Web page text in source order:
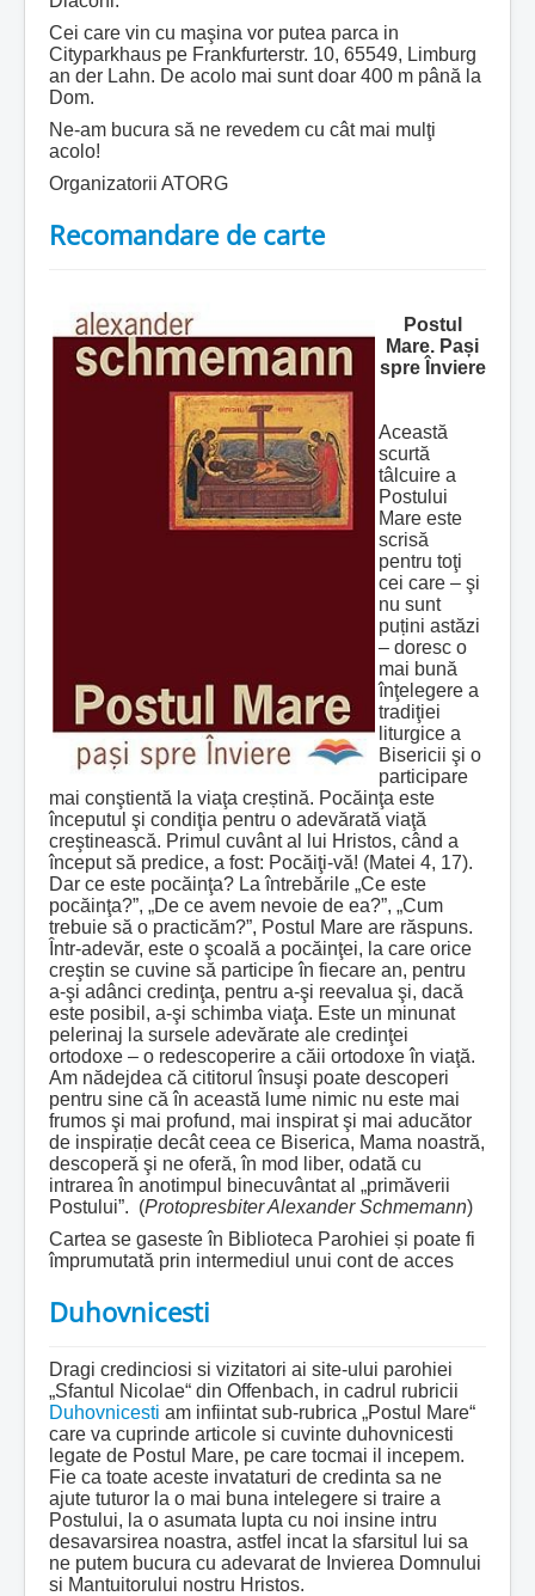
Cei care vin cu maşina vor putea parca in
Cityparkhaus pe Frankfurterstr. 10, 65549, Limburg
an der Lahn. De acolo mai sunt doar 400 m până la
Dom.
Ne-am bucura să ne revedem cu cât mai mulţi
acolo!
Organizatorii ATORG
Recomandare de carte
Postul
Mare. Pași
spre Înviere
Această
scurtă
tâlcuire a
Postului
Mare este
scrisă
pentru toţi
cei care – şi
nu sunt
puțini astăzi
– doresc o
mai bună
înţelegere a
tradiţiei
liturgice a
Bisericii şi o
participare
mai conştientă la viaţa creștină. Pocăinţa este
începutul şi condiţia pentru o adevărată viaţă
creştinească. Primul cuvânt al lui Hristos, când a
început să predice, a fost: Pocăiţi-vă! (Matei 4, 17).
Dar ce este pocăinţa? La întrebările „Ce este
pocăinţa?”, „De ce avem nevoie de ea?”, „Cum
trebuie să o practicăm?”, Postul Mare are răspuns.
Într‑adevăr, este o şcoală a pocăinţei, la care orice
creştin se cuvine să participe în fiecare an, pentru
a‑şi adânci credinţa, pentru a‑şi reevalua şi, dacă
este posibil, a‑şi schimba viaţa. Este un minunat
pelerinaj la sursele adevărate ale credinţei
ortodoxe – o redescoperire a căii ortodoxe în viaţă.
Am nădejdea că cititorul însuşi poate descoperi
pentru sine că în această lume nimic nu este mai
frumos şi mai profund, mai inspirat şi mai aducător
de inspirație decât ceea ce Biserica, Mama noastră,
descoperă şi ne oferă, în mod liber, odată cu
intrarea în anotimpul binecuvântat al „primăverii
Postului”. (Protopresbiter Alexander Schmemann)
Cartea se gaseste în Biblioteca Parohiei și poate fi
împrumutată prin intermediul unui cont de acces
Duhovnicesti
Dragi credinciosi si vizitatori ai site-ului parohiei
„Sfantul Nicolae“ din Offenbach, in cadrul rubricii
Duhovnicesti am infiintat sub-rubrica „Postul Mare“
care va cuprinde articole si cuvinte duhovnicesti
legate de Postul Mare, pe care tocmai il incepem.
Fie ca toate aceste invataturi de credinta sa ne
ajute tuturor la o mai buna intelegere si traire a
Postului, la o asumata lupta cu noi insine intru
desavarsirea noastra, astfel incat la sfarsitul lui sa
ne putem bucura cu adevarat de Invierea Domnului
si Mantuitorului nostru Hristos.